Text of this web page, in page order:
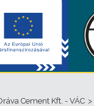
Cement Kft. - VÁC >